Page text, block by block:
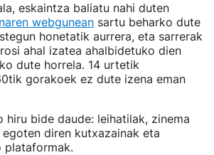
eskaintza baliatu nahi duten
webgunean sartu beharko dute
honetatik aurrera, eta sarrerak
ahal izatea ahalbidetuko dien
dute horrela. 14 urtetik
gorakoek ez dute izena eman
hiru bide daude: leihatilak, zinema
diren kutxazainak eta
plataformak.